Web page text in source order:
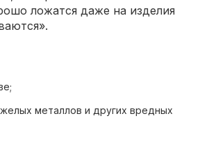
ложатся даже на изделия
металлов и других вредных